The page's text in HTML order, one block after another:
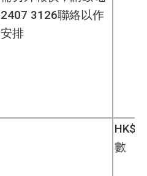
2407 3126聯絡以作
安排
數